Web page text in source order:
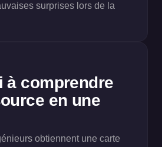
surprises lors de la
à comprendre
en une
obtiennent une carte